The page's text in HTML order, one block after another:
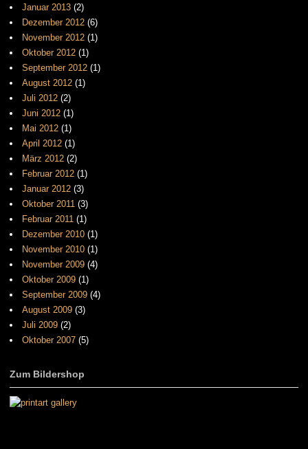
Januar 2013 (2)
Dezember 2012 (6)
November 2012 (1)
Oktober 2012 (1)
September 2012 (1)
August 2012 (1)
Juli 2012 (2)
Juni 2012 (1)
Mai 2012 (1)
April 2012 (1)
März 2012 (2)
Februar 2012 (1)
Januar 2012 (3)
Oktober 2011 (3)
Februar 2011 (1)
Dezember 2010 (1)
November 2010 (1)
November 2009 (4)
Oktober 2009 (1)
September 2009 (4)
August 2009 (3)
Juli 2009 (2)
Oktober 2007 (5)
Zum Bildershop